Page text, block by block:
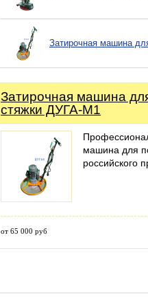
Затирочная машина
Затирочная машина
стяжки ДУГА-М1
машина для
российского
от 65 000 руб